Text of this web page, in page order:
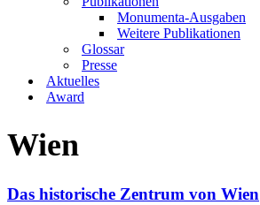
Monumenta-Ausgaben
Weitere Publikationen
Glossar
Presse
Aktuelles
Award
Wien
Das historische Zentrum von Wien